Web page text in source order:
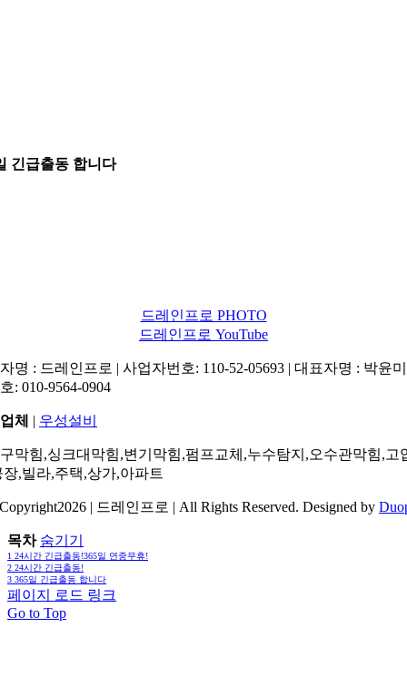
긴급출동 합니다
드레인프로 PHOTO
드레인프로 YouTube
명 : 드레인프로 | 사업자번호: 110-52-05693 | 대표자명 : 박윤
: 010-9564-0904
체 | 우성설비
막힘,싱크대막힘,변기막힘,펌프교체,누수탐지,오수관막힘,고
장,빌라,주택,상가,아파트
| 드레인프로 | All Rights Reserved. Designed by
목차 숨기기
1 24시간 긴급출동!365일 연중무휴!
2 24시간 긴급출동!
3 365일 긴급출동 합니다
페이지 로드 링크
Go to Top